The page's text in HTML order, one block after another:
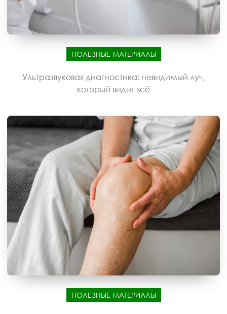
ПОЛЕЗНЫЕ МАТЕРИАЛЫ
Ультразвуковая диагностика: невидимый луч,
который видит всё
ПОЛЕЗНЫЕ МАТЕРИАЛЫ